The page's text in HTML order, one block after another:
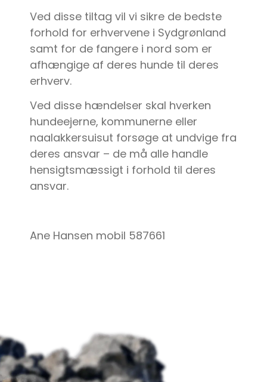
Ved disse tiltag vil vi sikre de bedste
forhold for erhvervene i Sydgrønland
samt for de fangere i nord som er
afhængige af deres hunde til deres
erhverv.
Ved disse hændelser skal hverken
hundeejerne, kommunerne eller
naalakkersuisut forsøge at undvige fra
deres ansvar – de må alle handle
hensigtsmæssigt i forhold til deres
ansvar.
Ane Hansen mobil 587661